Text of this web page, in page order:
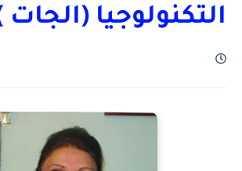
التكنولوجيا (الجات